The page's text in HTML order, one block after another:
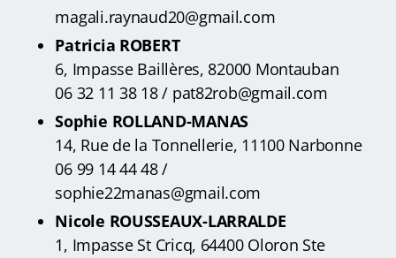
magali.raynaud20@gmail.com
Patricia ROBERT
6, Impasse Baillères, 82000 Montauban
06 32 11 38 18 / pat82rob@gmail.com
Sophie ROLLAND-MANAS
14, Rue de la Tonnellerie, 11100 Narbonne
06 99 14 44 48 /
sophie22manas@gmail.com
Nicole ROUSSEAUX-LARRALDE
1, Impasse St Cricq, 64400 Oloron Ste